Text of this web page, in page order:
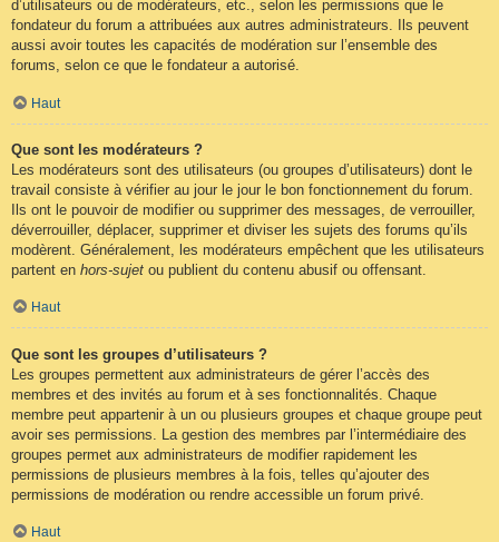
d’utilisateurs ou de modérateurs, etc., selon les permissions que le
fondateur du forum a attribuées aux autres administrateurs. Ils peuvent
aussi avoir toutes les capacités de modération sur l’ensemble des
forums, selon ce que le fondateur a autorisé.
Haut
Que sont les modérateurs ?
Les modérateurs sont des utilisateurs (ou groupes d’utilisateurs) dont le
travail consiste à vérifier au jour le jour le bon fonctionnement du forum.
Ils ont le pouvoir de modifier ou supprimer des messages, de verrouiller,
déverrouiller, déplacer, supprimer et diviser les sujets des forums qu’ils
modèrent. Généralement, les modérateurs empêchent que les utilisateurs
partent en hors-sujet ou publient du contenu abusif ou offensant.
Haut
Que sont les groupes d’utilisateurs ?
Les groupes permettent aux administrateurs de gérer l’accès des
membres et des invités au forum et à ses fonctionnalités. Chaque
membre peut appartenir à un ou plusieurs groupes et chaque groupe peut
avoir ses permissions. La gestion des membres par l’intermédiaire des
groupes permet aux administrateurs de modifier rapidement les
permissions de plusieurs membres à la fois, telles qu’ajouter des
permissions de modération ou rendre accessible un forum privé.
Haut